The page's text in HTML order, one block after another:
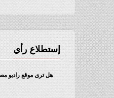
إستطلاع رأي
هل ترى موقع راديو